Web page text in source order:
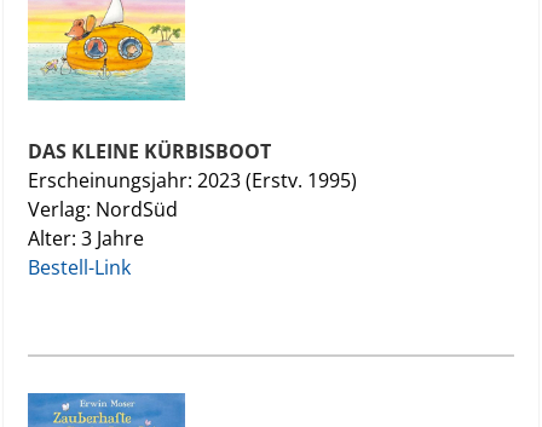
DAS KLEINE KÜRBISBOOT
Erscheinungsjahr: 2023 (Erstv. 1995)
Verlag: NordSüd
Alter: 3 Jahre
Bestell-Link